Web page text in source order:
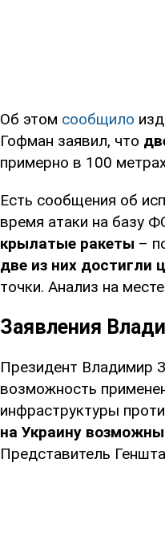
Об этом сообщило
Гофман заявил, что
примерно в 100
Есть сообщения об
время атаки на базу
крылатые ракеты –
две из них достигли
точки. Анализ на
Заявления
Президент Владимир
возможность
инфраструктуры
на Украину
Представитель